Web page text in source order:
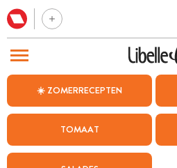
☀️ ZOMERRECEPTEN
TOMAAT
BEZOEK ONZE ANDERE WEBSITES
WEEKMENU